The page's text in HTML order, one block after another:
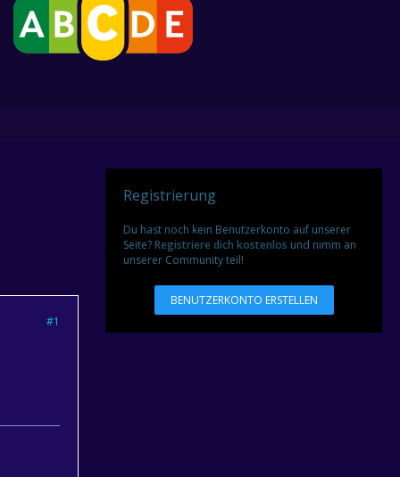
#1
Registrierung
Du hast noch kein Benutzerkonto auf unserer
Seite?Registriere dich kostenlos und nimm an
unserer Community teil!
BENUTZERKONTO ERSTELLEN